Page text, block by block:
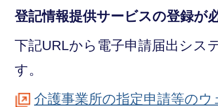
登記情報提供サービスの登録が
下記URLから電子申請届出シス
す。
介護事業所の指定申請等の